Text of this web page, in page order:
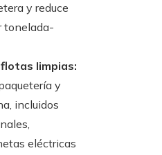
y reduce
tonelada-
limpias:
y
incluidos
eléctricas